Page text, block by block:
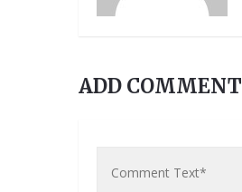
ADD COMMENT